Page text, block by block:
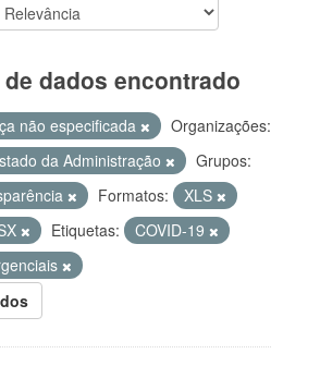
dados encontrado
não especificada
Organizações:
da Administração
Grupos:
Formatos:
XLS
Etiquetas:
COVID-19